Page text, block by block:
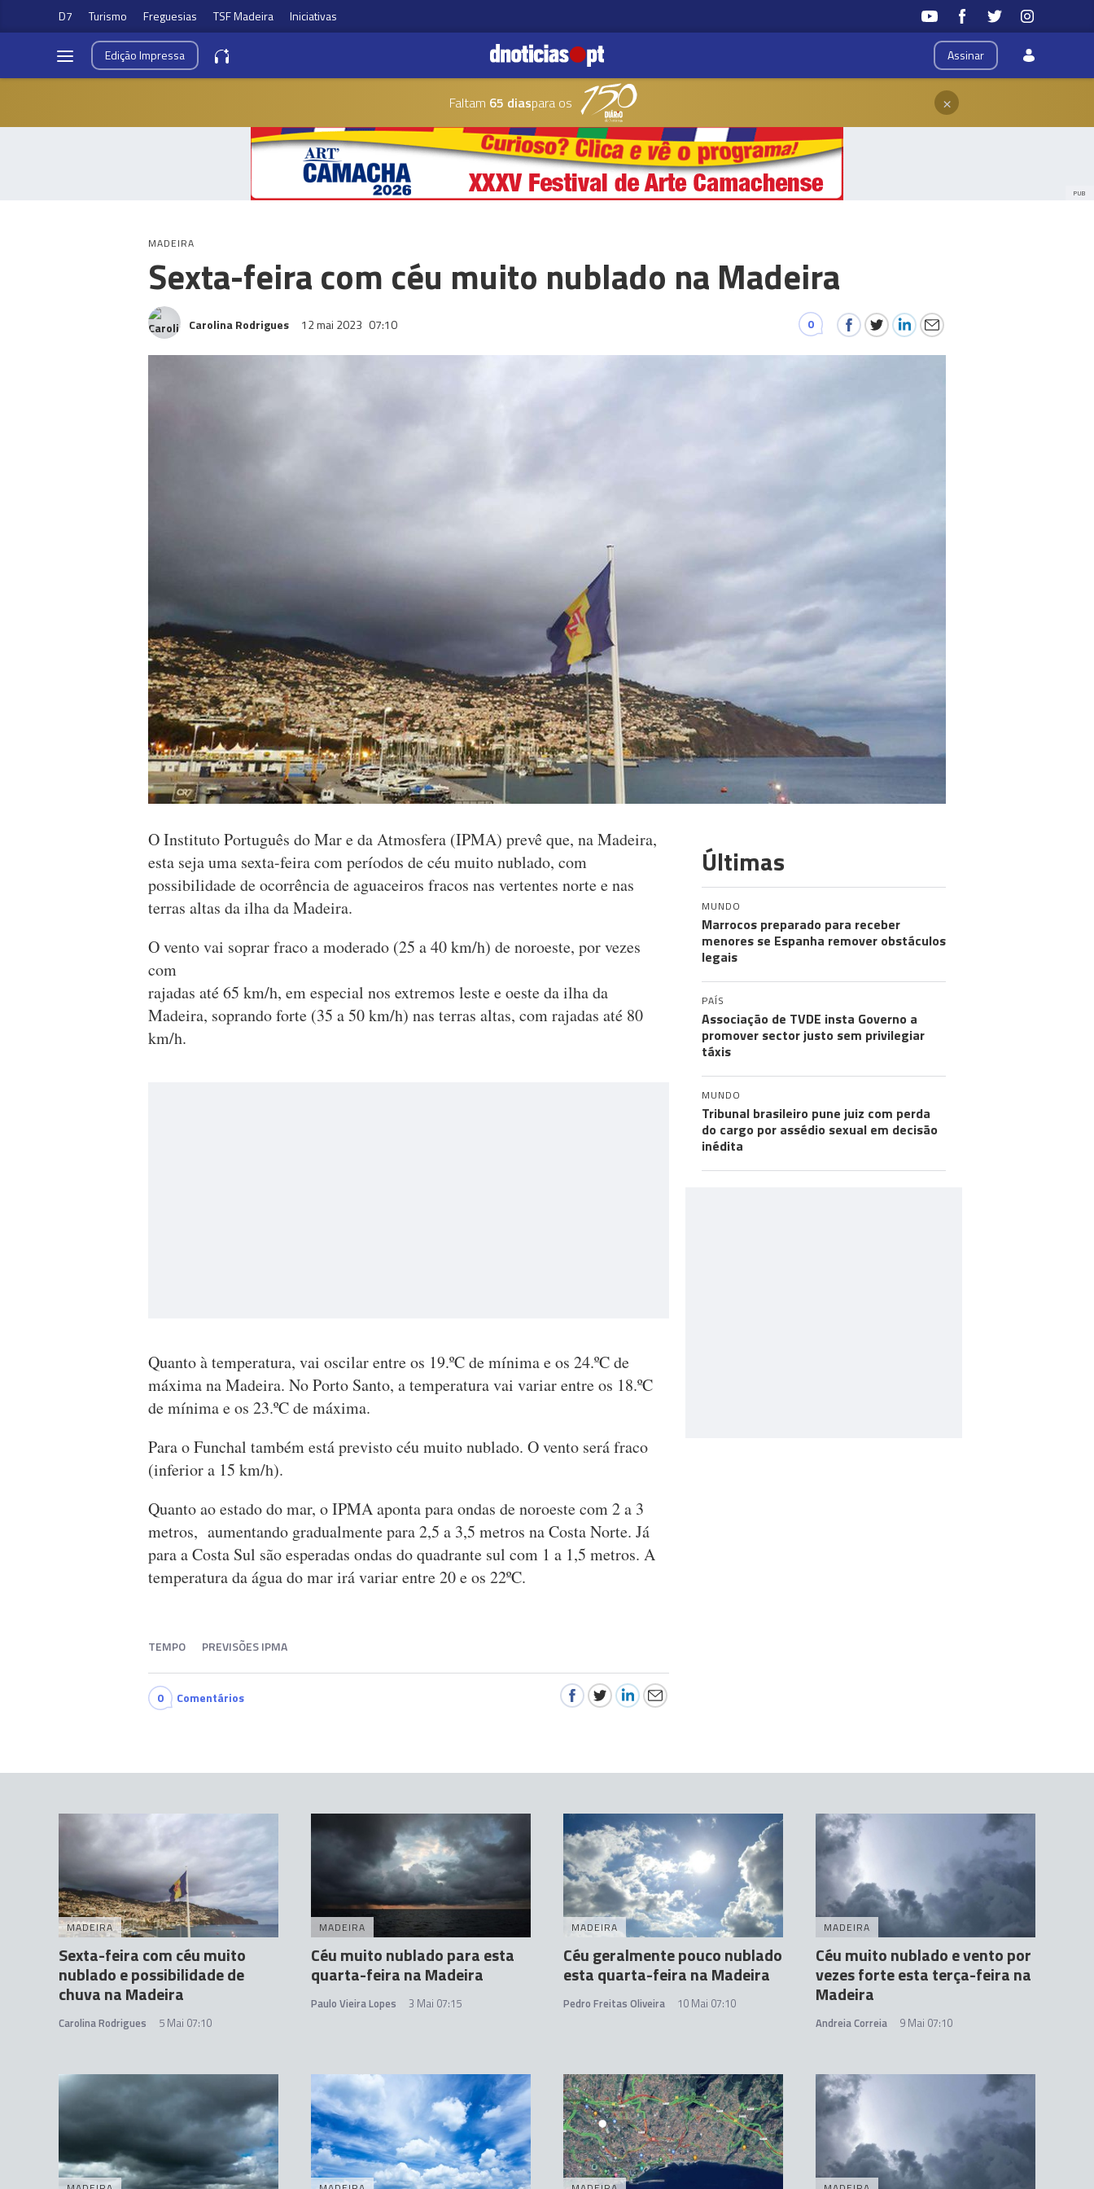
D7 Turismo Freguesias TSF Madeira Iniciativas
Assinar
EdiçãoImpressa
Faltam 65 diaspara os ×
PUB
MADEIRA
Sexta-feira com céu muito nublado na Madeira
Carolina Rodrigues 12 mai 2023 07:10 0
O Instituto Português do Mar e da Atmosfera (IPMA) prevê que, na Madeira,
esta seja uma sexta-feira com períodos de céu muito nublado, com
possibilidade de ocorrência de aguaceiros fracos nas vertentes norte e nas
terras altas da ilha da Madeira.
O vento vai soprar fraco a moderado (25 a 40 km/h) de noroeste, por vezes
com
rajadas até 65 km/h, em especial nos extremos leste e oeste da ilha da
Madeira, soprando forte (35 a 50 km/h) nas terras altas, com rajadas até 80
km/h.
Quanto à temperatura, vai oscilar entre os 19.ºC de mínima e os 24.ºC de
máxima na Madeira. No Porto Santo, a temperatura vai variar entre os 18.ºC
de mínima e os 23.ºC de máxima.
Para o Funchal também está previsto céu muito nublado. O vento será fraco
(inferior a 15 km/h).
Quanto ao estado do mar, o IPMA aponta para ondas de noroeste com 2 a 3
metros, aumentando gradualmente para 2,5 a 3,5 metros na Costa Norte. Já
para a Costa Sul são esperadas ondas do quadrante sul com 1 a 1,5 metros. A
temperatura da água do mar irá variar entre 20 e os 22ºC.
TEMPO PREVISÕES IPMA
0 Comentários
Últimas
MUNDO
Marrocos preparado para receber
menores se Espanha remover obstáculos
legais
PAÍS
Associação de TVDE insta Governo a
promover sector justo sem privilegiar
táxis
MUNDO
Tribunal brasileiro pune juiz com perda
do cargo por assédio sexual em decisão
inédita
MADEIRA
Sexta-feira com céu muito
nublado e possibilidade de
chuva na Madeira
Carolina Rodrigues 5 Mai 07:10
MADEIRA
Céu muito nublado para esta
quarta-feira na Madeira
Paulo Vieira Lopes 3 Mai 07:15
MADEIRA
Céu geralmente pouco nublado
esta quarta-feira na Madeira
Pedro Freitas Oliveira 10 Mai 07:10
MADEIRA
Céu muito nublado e vento por
vezes forte esta terça-feira na
Madeira
Andreia Correia 9 Mai 07:10